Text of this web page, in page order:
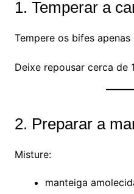
1. Temperar a
Tempere os bifes
Deixe repousar cerca de
2. Preparar a
Misture:
manteiga